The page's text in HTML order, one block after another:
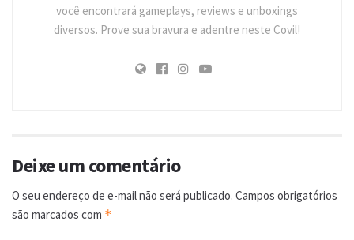
você encontrará gameplays, reviews e unboxings
diversos. Prove sua bravura e adentre neste Covil!
Deixe um comentário
O seu endereço de e-mail não será publicado. Campos obrigatórios
são marcados com *